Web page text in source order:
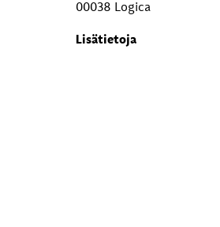
00038 Logica
Lisätietoja